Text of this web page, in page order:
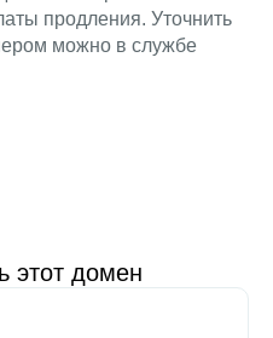
продления. Уточнить
можно в службе
этот домен